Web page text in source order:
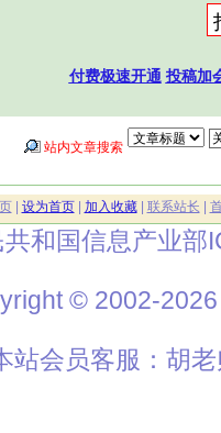
付费极速开通 投稿加
站内文章搜索
| 设为首页| 加入收藏| 联系站长
和国信息产业部
© 2002-
站会员客服：胡